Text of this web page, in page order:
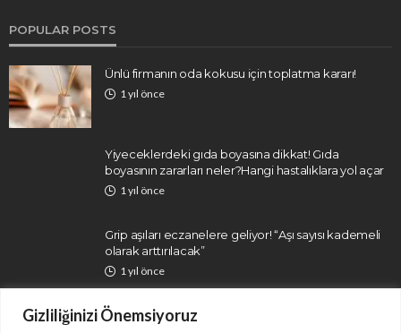
Gizliliğinizi Önemsiyoruz
POPULAR POSTS
Ünlü firmanın oda kokusu için toplatma kararı!
1 yıl önce
Yiyeceklerdeki gıda boyasına dikkat! Gıda
boyasının zararları neler?Hangi hastalıklara yol açar
1 yıl önce
Grip aşıları eczanelere geliyor! “Aşı sayısı kademeli
olarak arttırılacak”
1 yıl önce